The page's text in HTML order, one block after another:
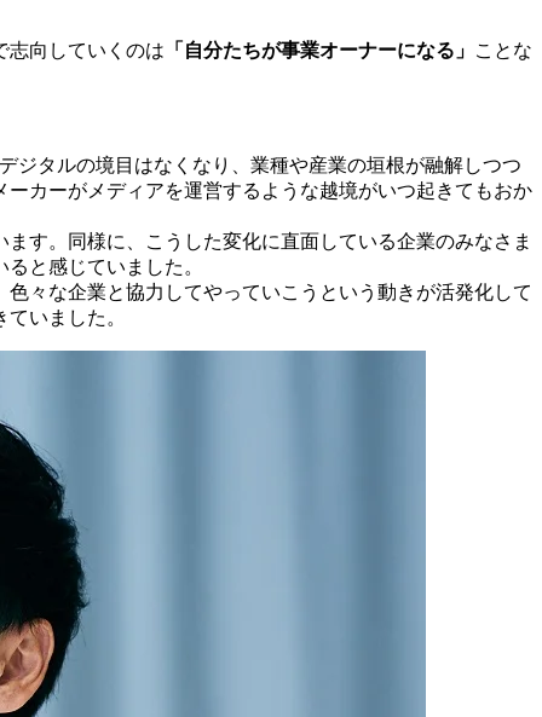
志向していくのは 「自分たちが事業オーナーになる」 ことな
ジタルの境目はなくなり、業種や産業の垣根が融解しつつ
カーがメディアを運営するような越境がいつ起きてもおか
す。同様に、こうした変化に直面している企業のみなさま
と感じていました。
々な企業と協力してやっていこうという動きが活発化して
いました。